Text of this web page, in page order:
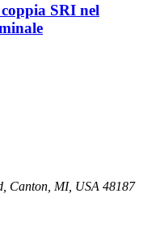
SRI nel
Canton, MI, USA 48187